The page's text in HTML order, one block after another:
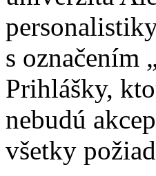
s označením
Prihlášky,
nebudú
všetky